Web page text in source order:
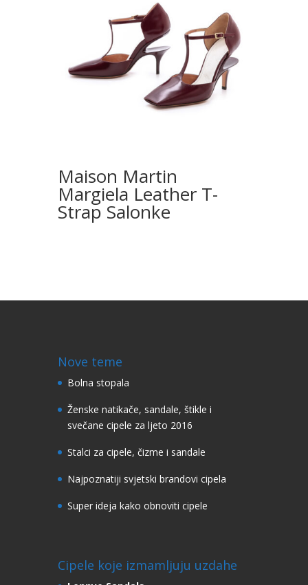
Maison Martin
Margiela Leather T-
Strap Salonke
Nove teme
Bolna stopala
Ženske natikače, sandale, štikle i
svečane cipele za ljeto 2016
Stalci za cipele, čizme i sandale
Najpoznatiji svjetski brandovi cipela
Super ideja kako obnoviti cipele
Cipele koje izmamljuju uzdahe